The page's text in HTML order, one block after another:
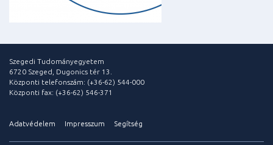
Szegedi Tudományegyetem
6720 Szeged, Dugonics tér 13.
Központi telefonszám: (+36-62) 544-000
Központi fax: (+36-62) 546-371
Adatvédelem Impresszum Segítség